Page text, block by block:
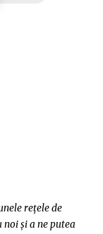
rețele de
și a ne putea